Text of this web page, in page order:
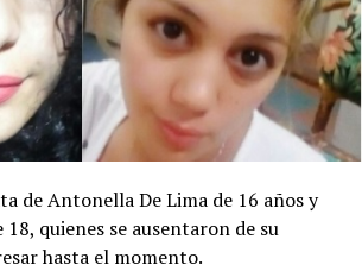
de Antonella De Lima de 16 años y
18, quienes se ausentaron de su
hasta el momento.